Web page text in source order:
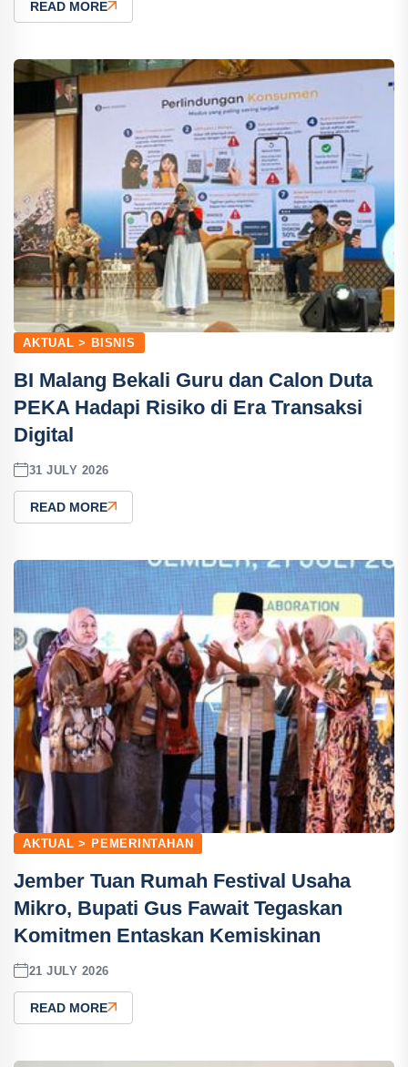
READ MORE
AKTUAL > BISNIS
BI Malang Bekali Guru dan Calon Duta
PEKA Hadapi Risiko di Era Transaksi
Digital
31 JULY 2026
READ MORE
AKTUAL > PEMERINTAHAN
Jember Tuan Rumah Festival Usaha
Mikro, Bupati Gus Fawait Tegaskan
Komitmen Entaskan Kemiskinan
21 JULY 2026
READ MORE